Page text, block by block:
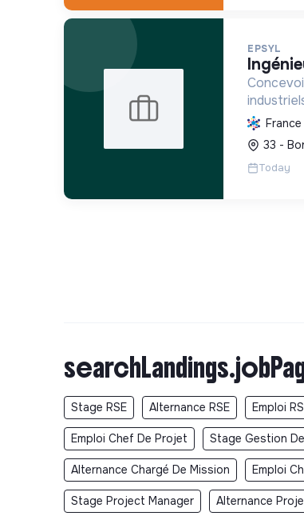
EPSYL
carbone
33 -
Today
Stage RSE Alternance RSE Emploi
Emploi Chef De Projet Stage Gestion
Alternance Chargé De Mission Emploi
Stage Project Manager Alternance